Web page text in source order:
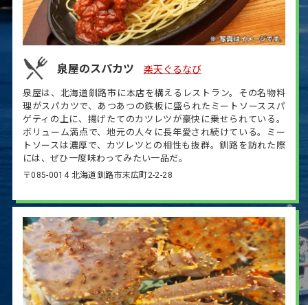
泉屋のスパカツ 楽天ぐるなび
泉屋は、北海道釧路市に本店を構えるレストラン。その名物料
理がスパカツで、あつあつの鉄板に盛られたミートソーススパ
ゲティの上に、揚げたてのカツレツが豪快に乗せられている。
ボリューム満点で、地元の人々に長年愛され続けている。ミー
トソースは濃厚で、カツレツとの相性も抜群。釧路を訪れた際
には、ぜひ一度味わってみたい一品だ。
〒085-0014 北海道釧路市末広町2-2-28